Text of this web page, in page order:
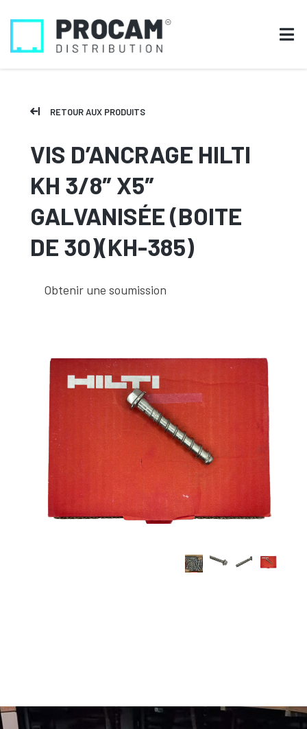
RETOUR AUX PRODUITS
VIS D’ANCRAGE HILTI
KH 3/8″ X5″
GALVANISÉE (BOITE
DE 30)(KH-385)
Obtenir une soumission